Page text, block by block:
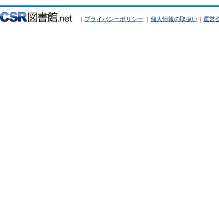
｜ プライバシーポリシー ｜ 個人情報の取扱い ｜ 運営